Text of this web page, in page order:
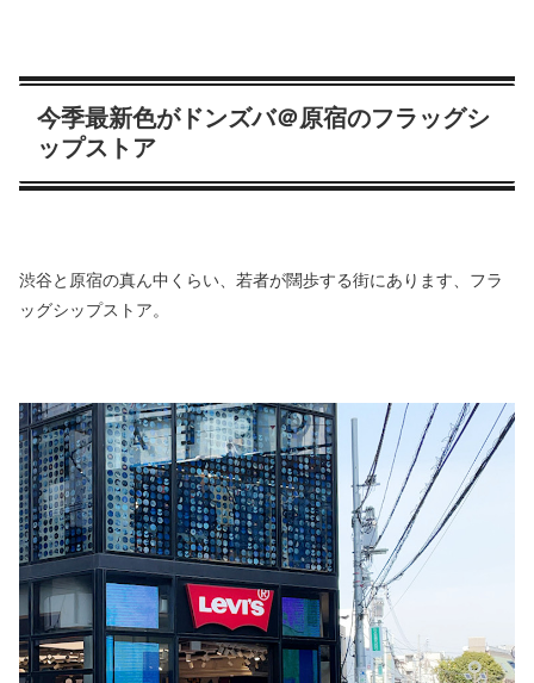
今季最新色がドンズバ＠原宿のフラッグシ
ップストア
渋谷と原宿の真ん中くらい、若者が闊歩する街にあります、フラ
ッグシップストア。